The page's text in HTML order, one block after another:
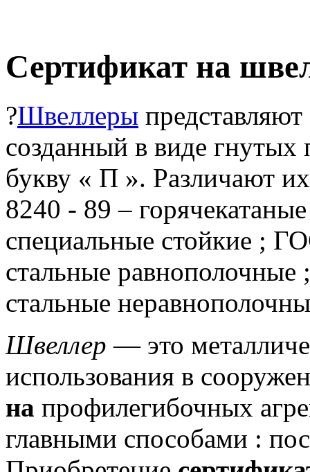
Сертификат на
?Швеллеры
созданный в виде
букву « П ». Различают
8240 - 89 –
специальные стойкие ;
стальные равнополочные ;
стальные
Швеллер — это
использования в
на профилегибочных
главными способами :